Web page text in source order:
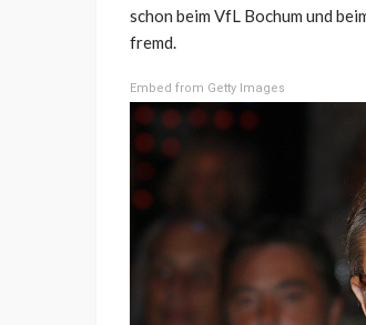
schon beim VfL Bochum und
fremd.
Embed from Getty Images